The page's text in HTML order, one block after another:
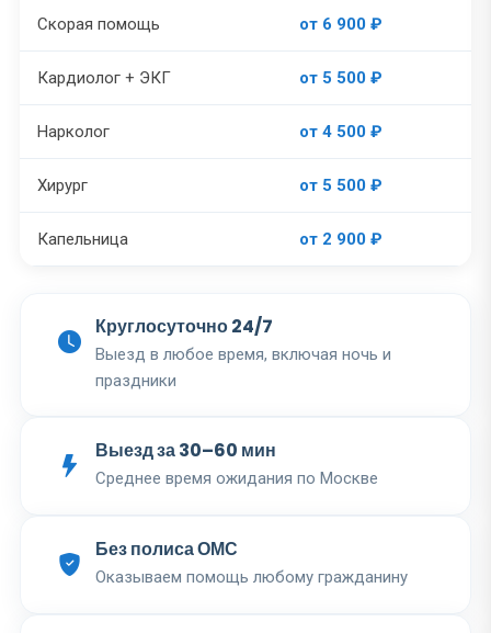
Скорая помощь от 6 900 ₽
Кардиолог + ЭКГ от 5 500 ₽
Нарколог от 4 500 ₽
Хирург от 5 500 ₽
Капельница от 2 900 ₽
Круглосуточно 24/7
Выезд в любое время, включая ночь и
праздники
Выезд за 30–60 мин
Среднее время ожидания по Москве
Без полиса ОМС
Оказываем помощь любому гражданину